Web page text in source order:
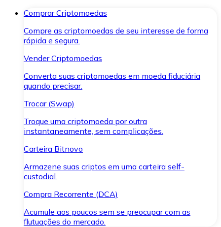
Comprar Criptomoedas
Compre as criptomoedas de seu interesse de forma
rápida e segura.
Vender Criptomoedas
Converta suas criptomoedas em moeda fiduciária
quando precisar.
Trocar (Swap)
Troque uma criptomoeda por outra
instantaneamente, sem complicações.
Carteira Bitnovo
Armazene suas criptos em uma carteira self-
custodial.
Compra Recorrente (DCA)
Acumule aos poucos sem se preocupar com as
flutuações do mercado.